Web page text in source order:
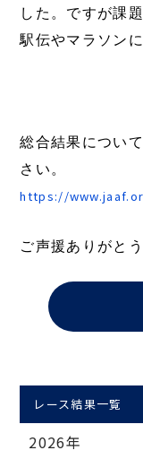
した。ですが課
駅伝やマラソン
総合結果につい
さい。
https://
ご声援ありがと
レース結果一覧
2026年